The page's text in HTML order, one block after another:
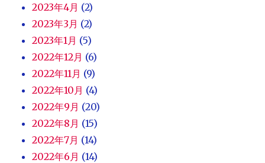
2023年4月 (2)
2023年3月 (2)
2023年1月 (5)
2022年12月 (6)
2022年11月 (9)
2022年10月 (4)
2022年9月 (20)
2022年8月 (15)
2022年7月 (14)
2022年6月 (14)